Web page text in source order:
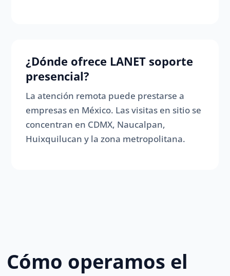
¿Dónde ofrece LANET soporte
presencial?
La atención remota puede prestarse a
empresas en México. Las visitas en sitio se
concentran en CDMX, Naucalpan,
Huixquilucan y la zona metropolitana.
Cómo operamos el